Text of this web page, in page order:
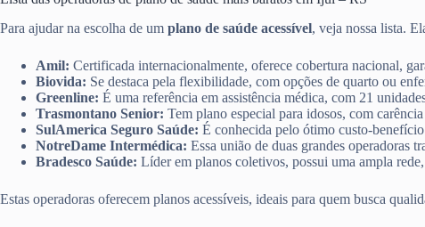
Para ajudar na escolha de um plano de saúde acessível, veja nossa lista.
Amil: Certificada internacionalmente, oferece cobertura nacional,
Biovida: Se destaca pela flexibilidade, com opções de quarto ou
Greenline: É uma referência em assistência médica, com 21
Trasmontano Senior: Tem plano especial para idosos, com
SulAmerica Seguro Saúde: É conhecida pelo ótimo custo-
NotreDame Intermédica: Essa união de duas grandes operadoras
Bradesco Saúde: Líder em planos coletivos, possui uma ampla
Estas operadoras oferecem planos acessíveis, ideais para quem busca